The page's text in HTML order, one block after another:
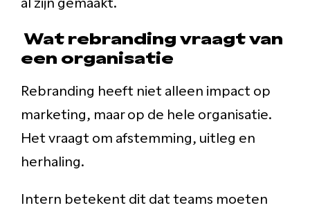
Wat rebranding vraagt van
een organisatie
Rebranding heeft niet alleen impact op
marketing, maar op de hele organisatie.
Het vraagt om afstemming, uitleg en
herhaling.
Intern betekent dit dat teams moeten